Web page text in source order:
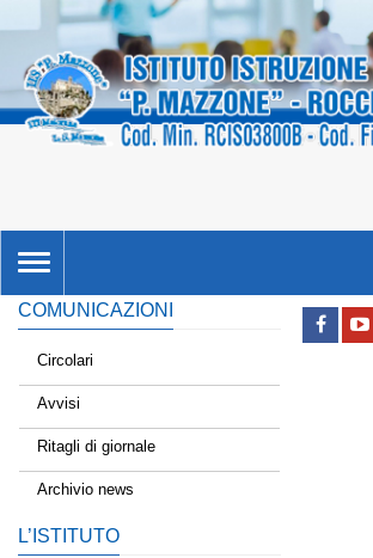
TOGGLE
NAVIGATION
COMUNICAZIONI
Circolari
Avvisi
Ritagli di giornale
Archivio news
L’ISTITUTO